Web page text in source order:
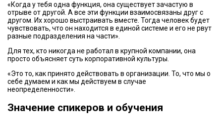
«Когда у тебя одна функция, она существует зачастую в
отрыве от другой. А все эти функции взаимосвязаны друг с
другом. Их хорошо выстраивать вместе. Тогда человек будет
чувствовать, что он находится в единой системе и его не рвут
разные подразделения на части».
Для тех, кто никогда не работал в крупной компании, она
просто объясняет суть корпоративной культуры.
«Это то, как принято действовать в организации. То, что мы о
себе думаем и как мы действуем в случае
неопределенности».
Значение спикеров и обучения